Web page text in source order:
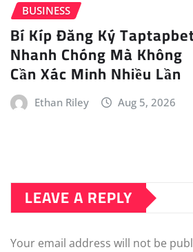
BUSINESS
Bí Kíp Đăng Ký
Nhanh Chóng Mà Không
Cần Xác Minh Nhiều Lần
Ethan Riley Aug 5, 2026
LEAVE A REPLY
Your email address will not be